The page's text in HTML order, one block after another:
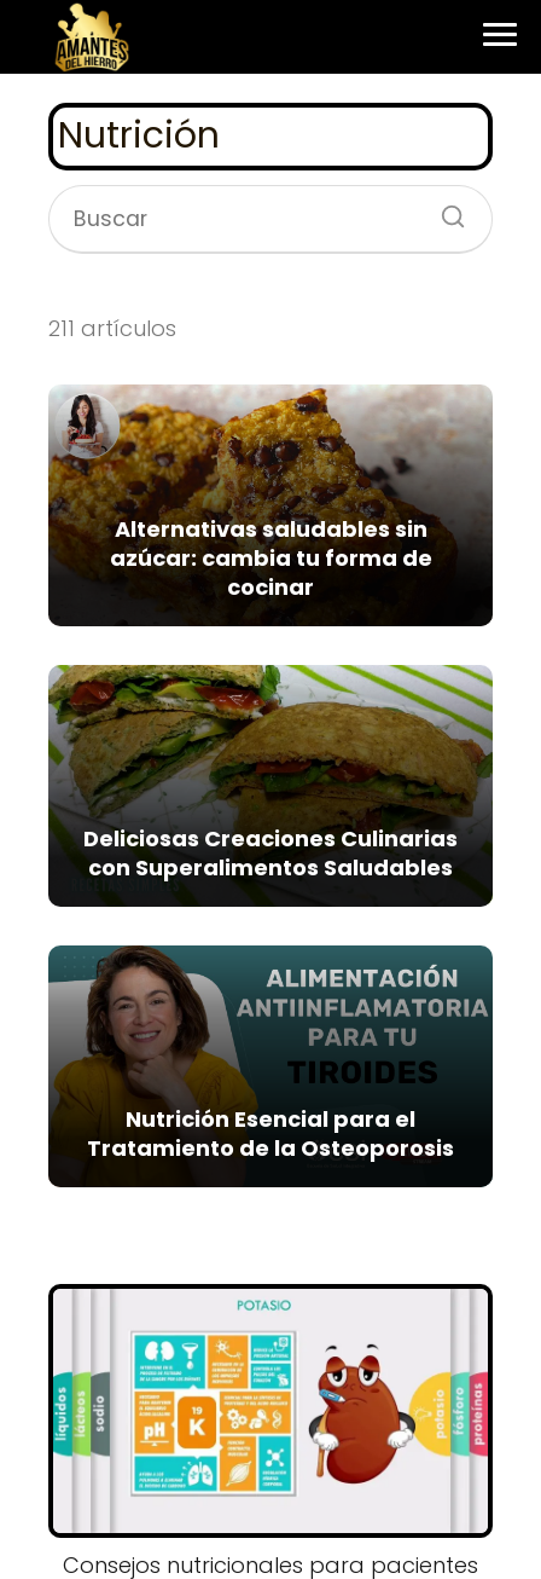
Nutrición
211 artículos
Alternativas saludables sin
azúcar: cambia tu forma de
cocinar
Deliciosas Creaciones Culinarias
con Superalimentos Saludables
Nutrición Esencial para el
Tratamiento de la Osteoporosis
Consejos nutricionales para pacientes